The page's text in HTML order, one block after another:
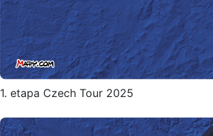
1. etapa Czech Tour 2025